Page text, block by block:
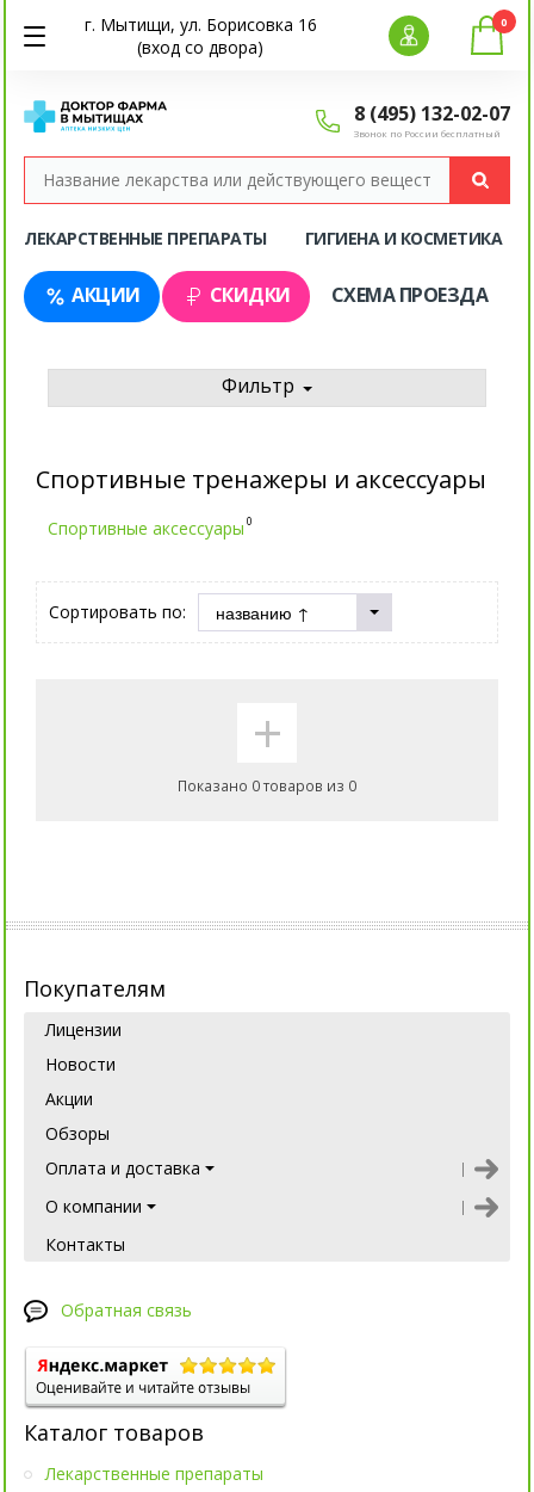
г. Мытищи, ул. Борисовка 16
(вход со двора)
8 (495) 132-02-07
Звонок по России бесплатный
0
ЛЕКАРСТВЕННЫЕ ПРЕПАРАТЫ ГИГИЕНА И КОСМЕТИКА
АКЦИИ СКИДКИ СХЕМА ПРОЕЗДА
Фильтр
Спортивные тренажеры и аксессуары
Спортивные аксессуары 0
Сортировать по:
+
Показано 0 товаров из 0
Покупателям
Лицензии
Новости
Акции
Обзоры
Оплата и доставка
О компании
Контакты
Обратная связь
Каталог товаров
Лекарственные препараты